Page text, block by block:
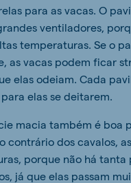
para as vacas. O
ventiladores,
temperaturas. Se o
as vacas podem ficar
elas odeiam. Cada
elas se deitarem.
macia também é boa
contrário dos cavalos,
porque não há tanta
já que elas passam